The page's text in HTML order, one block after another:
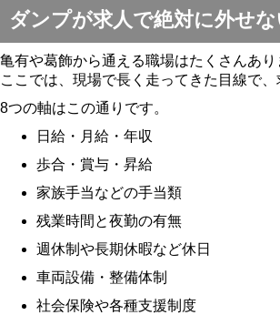
ダンプが求人で絶対に外せ
亀有や葛飾から通える職場はたくさんあ
ここでは、現場で長く走ってきた目線で
8つの軸はこの通りです。
日給・月給・年収
歩合・賞与・昇給
家族手当などの手当類
残業時間と夜勤の有無
週休制や長期休暇など休日
車両設備・整備体制
社会保険や各種支援制度